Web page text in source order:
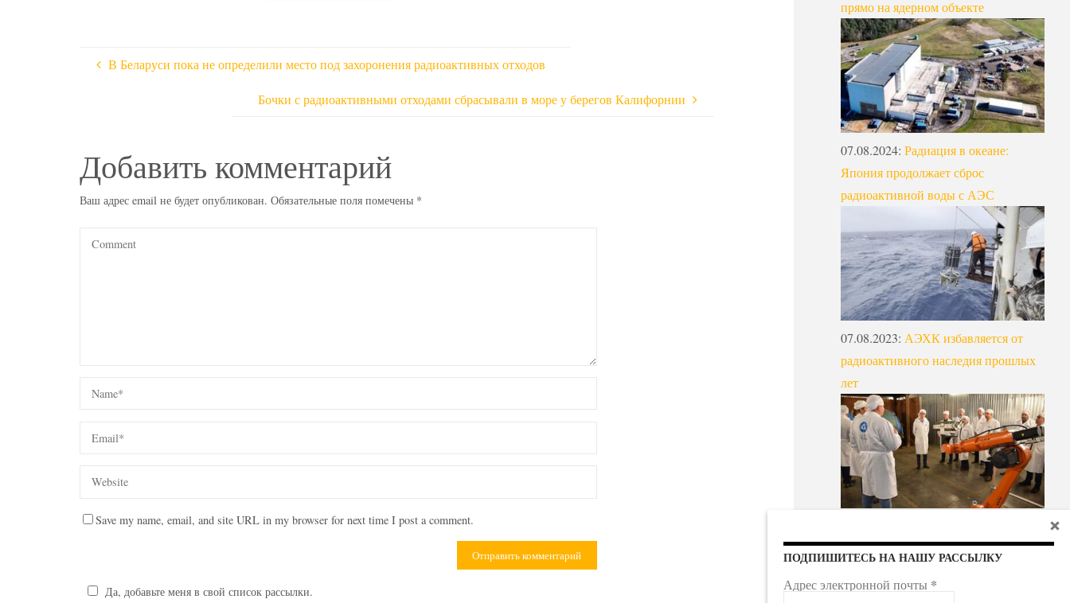
В Беларуси пока не определили место под захоронения радиоактивных отходов
Бочки с радиоактивными отходами сбрасывали в море у берегов Калифорнии
Добавить комментарий
Ваш адрес email не будет опубликован. Обязательные поля помечены *
Save my name, email, and site URL in my browser for next time I post a comment.
Да, добавьте меня в свой список рассылки.
прямо на ядерном объекте
07.08.2024: Радиация в океане:
Япония продолжает сброс
радиоактивной воды с АЭС
07.08.2023: АЭХК избавляется от
радиоактивного наследия прошлых
лет
ПОДПИШИТЕСЬ НА НАШУ РАССЫЛКУ
Адрес электронной почты *